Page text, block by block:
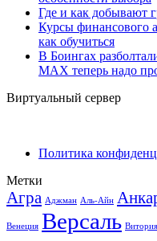
Где и как добывают
Курсы финансового
как обучиться
В Боингах
MAX теперь надо
Виртуальный сервер
Политика
Метки
Агра Аджман Аль-Айн
Венеция Версаль Витория